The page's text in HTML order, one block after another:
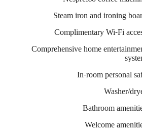
Steam iron and ironing
Complimentary Wi-Fi
Comprehensive home
In-room personal
Washer/
Bathroom
Welcome